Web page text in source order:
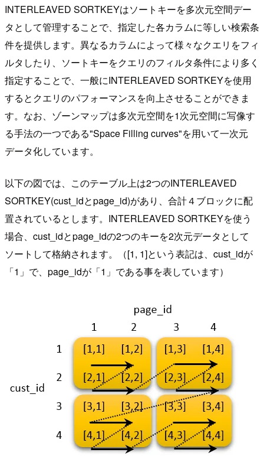
INTERLEAVED SORTKEYはソートキーを多次元空間デー
タとして管理することで、指定した各カラムに等しい検索条
件を提供します。異なるカラムによって様々なクエリをフィ
ルタしたり、ソートキーをクエリのフィルタ条件により多く
指定することで、一般にINTERLEAVED SORTKEYを使用
するとクエリのパフォーマンスを向上させることができま
す。なお、ゾーンマップは多次元空間を1次元空間に写像す
る手法の一つである"Space Filling curves"を用いて一次元
データ化しています。
以下の図では、このテーブル上は2つのINTERLEAVED
SORTKEY(cust_idとpage_id)があり、合計４ブロックに配
置されているとします。INTERLEAVED SORTKEYを使う
場合、cust_idとpage_idの2つのキーを2次元データとして
ソートして格納されます。（[1, 1]という表記は、cust_idが
「1」で、page_idが「1」である事を表しています）